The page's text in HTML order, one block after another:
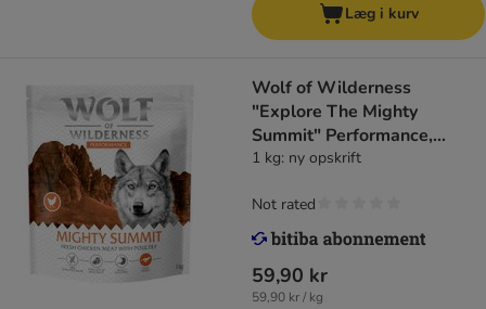
Læg i kurv
Wolf of Wilderness
"Explore The Mighty
Summit" Performance,
kornfri
1 kg: ny opskrift
59,90 kr
59,90 kr / kg
Not rated